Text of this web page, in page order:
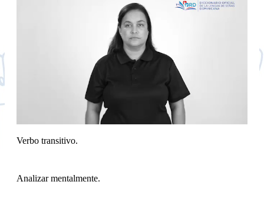
Verbo transitivo.
Analizar mentalmente.